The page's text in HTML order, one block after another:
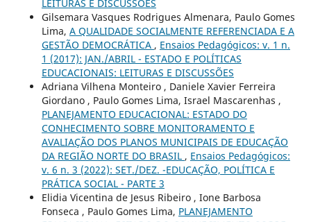
LEITURAS E DISCUSSÕES
Gilsemara Vasques Rodrigues Almenara, Paulo Gomes
Lima, A QUALIDADE SOCIALMENTE REFERENCIADA E A
GESTÃO DEMOCRÁTICA , Ensaios Pedagógicos: v. 1 n.
1 (2017): JAN./ABRIL - ESTADO E POLÍTICAS
EDUCACIONAIS: LEITURAS E DISCUSSÕES
Adriana Vilhena Monteiro , Daniele Xavier Ferreira
Giordano , Paulo Gomes Lima, Israel Mascarenhas ,
PLANEJAMENTO EDUCACIONAL: ESTADO DO
CONHECIMENTO SOBRE MONITORAMENTO E
AVALIAÇÃO DOS PLANOS MUNICIPAIS DE EDUCAÇÃO
DA REGIÃO NORTE DO BRASIL , Ensaios Pedagógicos:
v. 6 n. 3 (2022): SET./DEZ. -EDUCAÇÃO, POLÍTICA E
PRÁTICA SOCIAL - PARTE 3
Elidia Vicentina de Jesus Ribeiro , Ione Barbosa
Fonseca , Paulo Gomes Lima, PLANEJAMENTO